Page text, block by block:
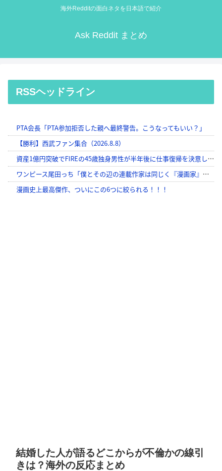
海外Redditの面白ネタを日本語で紹介
Ask Reddit まとめ
RSSヘッドライン
結婚した人が語るどこからが不倫かの線引
きは？海外の反応まとめ